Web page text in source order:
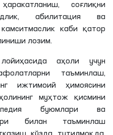
соғлиқни
абилитация ва
каби қатор
лозим.
аҳоли учун
таъминлаш,
ижтимоий ҳимоясини
муҳтож қисмини
буюмлари ва
билан таъминлаш